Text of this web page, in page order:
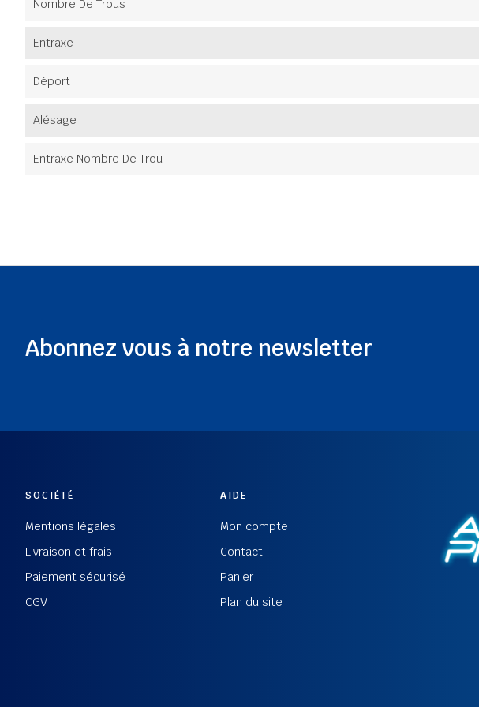
Nombre De Trous
Entraxe
Déport
Alésage
Entraxe Nombre De Trou
Abonnez vous à notre newsletter
SOCIÉTÉ
Mentions légales
Livraison et frais
Paiement sécurisé
CGV
AIDE
Mon compte
Contact
Panier
Plan du site